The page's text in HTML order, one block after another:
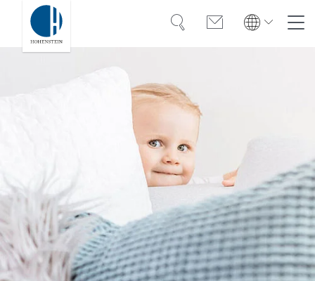
Global
Americas
English Español
Bangladesh
English
SucheKontakt
Deutsch
Americas
English Español
Bangladesh
English
Kompetenz
Vertrauen
Wissen
OEKO-TEX®
Lösungen
Karriere